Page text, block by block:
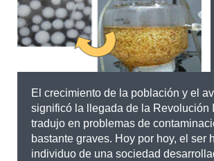
El crecimiento de la población y el
significó la llegada de la Revolución
tradujo en problemas de
bastante graves. Hoy por hoy, el ser
individuo de una sociedad